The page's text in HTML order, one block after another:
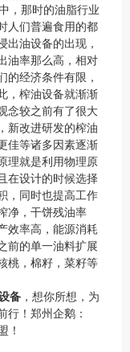
，那时的油脂行业
人们普遍食用的都
出油设备的出现，
油率那么高，相对
的经济条件有限，
，榨油设备就渐渐
念较之前有了很大
新改进研发的榨油
佳等诸多因素逐渐
理就是利用物理原
在设计的时候选择
，同时也提高工作
净，干饼残油率
效率高，能源消耗
前的单一油料扩展
桃，棉籽，菜籽等
备 ，想你所想，为
行！郑州企鹅：
！